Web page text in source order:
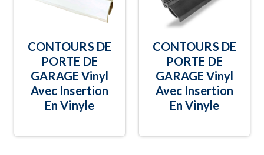
CONTOURS DE
PORTE DE
GARAGE Vinyl
Avec Insertion
En Vinyle
CONTOURS DE
PORTE DE
GARAGE Vinyl
Avec Insertion
En Vinyle